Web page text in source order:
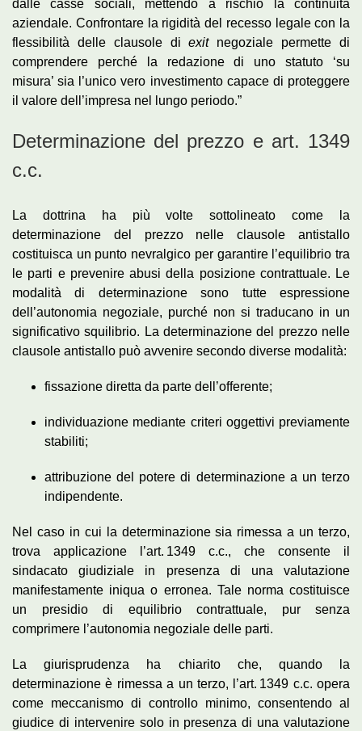
dalle casse sociali, mettendo a rischio la continuità
aziendale. Confrontare la rigidità del recesso legale con la
flessibilità delle clausole diexitnegoziale permette di
comprendere perché la redazione di uno statuto ‘su
misura’ sia l’unico vero investimento capace di proteggere
il valore dell’impresa nel lungo periodo.”
Determinazione del prezzo e art. 1349
c.c.
La dottrina ha più volte sottolineato come la
determinazione del prezzo nelle clausole antistallo
costituisca un punto nevralgico per garantire l’equilibrio tra
le parti e prevenire abusi della posizione contrattuale. Le
modalità di determinazione sono tutte espressione
dell’autonomia negoziale, purché non si traducano in un
significativo squilibrio. La determinazione del prezzo nelle
clausole antistallo può avvenire secondo diverse modalità:
fissazione diretta da parte dell’offerente;
individuazione mediante criteri oggettivi previamente
stabiliti;
attribuzione del potere di determinazione a un terzo
indipendente.
Nel caso in cui la determinazione sia rimessa a un terzo,
trova applicazione l’art. 1349 c.c., che consente il
sindacato giudiziale in presenza di una valutazione
manifestamente iniqua o erronea. Tale norma costituisce
un presidio di equilibrio contrattuale, pur senza
comprimere l’autonomia negoziale delle parti.
La giurisprudenza ha chiarito che, quando la
determinazione è rimessa a un terzo, l’art. 1349 c.c. opera
come meccanismo di controllo minimo, consentendo al
giudice di intervenire solo in presenza di una valutazione